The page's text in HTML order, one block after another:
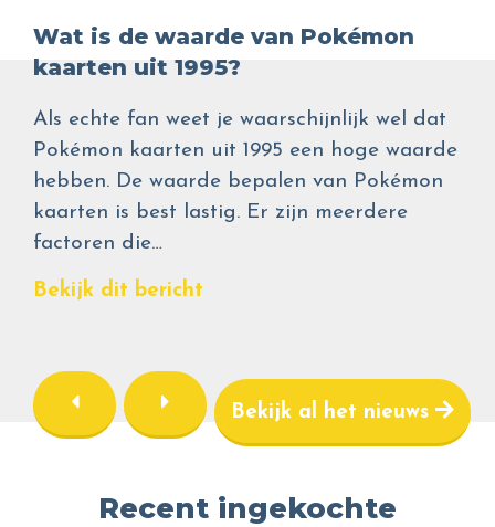
Wat is de waarde van Pokémon
kaarten uit 1995?
Als echte fan weet je waarschijnlijk wel dat
Pokémon kaarten uit 1995 een hoge waarde
hebben. De waarde bepalen van Pokémon
kaarten is best lastig. Er zijn meerdere
factoren die…
Bekijk dit bericht
Bekijk al het nieuws
Recent ingekochte